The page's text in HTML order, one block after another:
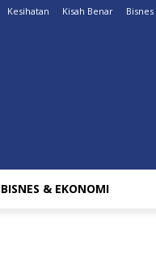
Kesihatan Kisah Benar
BISNES & EKONOMI